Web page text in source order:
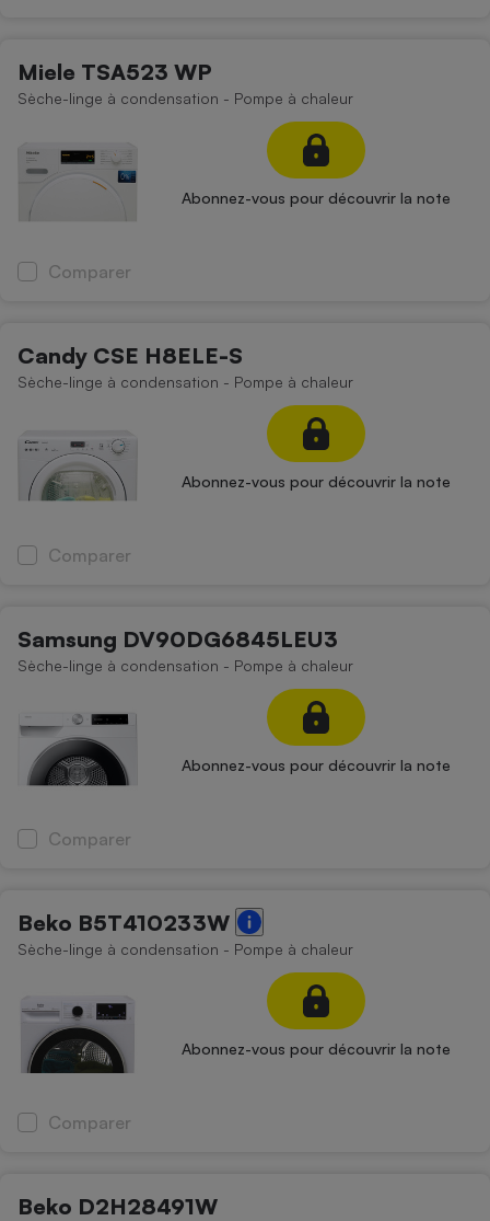
Miele TSA523 WP
Sèche-linge à condensation - Pompe à chaleur
Abonnez-vous pour découvrir la note
Comparer
Candy CSE H8ELE-S
Sèche-linge à condensation - Pompe à chaleur
Abonnez-vous pour découvrir la note
Comparer
Samsung DV90DG6845LEU3
Sèche-linge à condensation - Pompe à chaleur
Abonnez-vous pour découvrir la note
Comparer
Beko B5T410233W
Sèche-linge à condensation - Pompe à chaleur
Abonnez-vous pour découvrir la note
Comparer
Beko D2H28491W